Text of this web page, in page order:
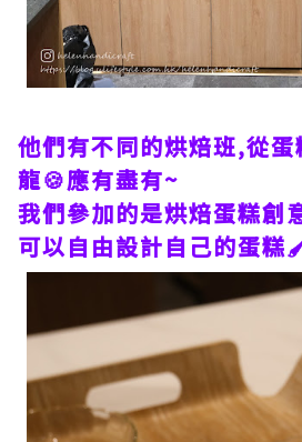
他們有不同的烘焙班,從
龍🍪應有盡有~
我們參加的是烘焙蛋糕創
可以自由設計自己的蛋